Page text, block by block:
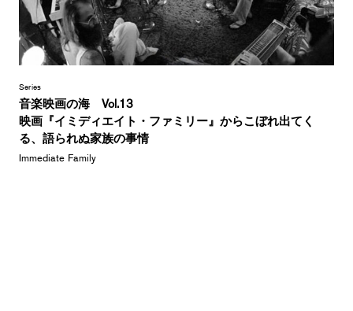
Series
音楽映画の海 Vol.13
映画『イミディエイト・ファミリー』からこぼれ出てく
る、語られぬ家族の事情
Immediate Family